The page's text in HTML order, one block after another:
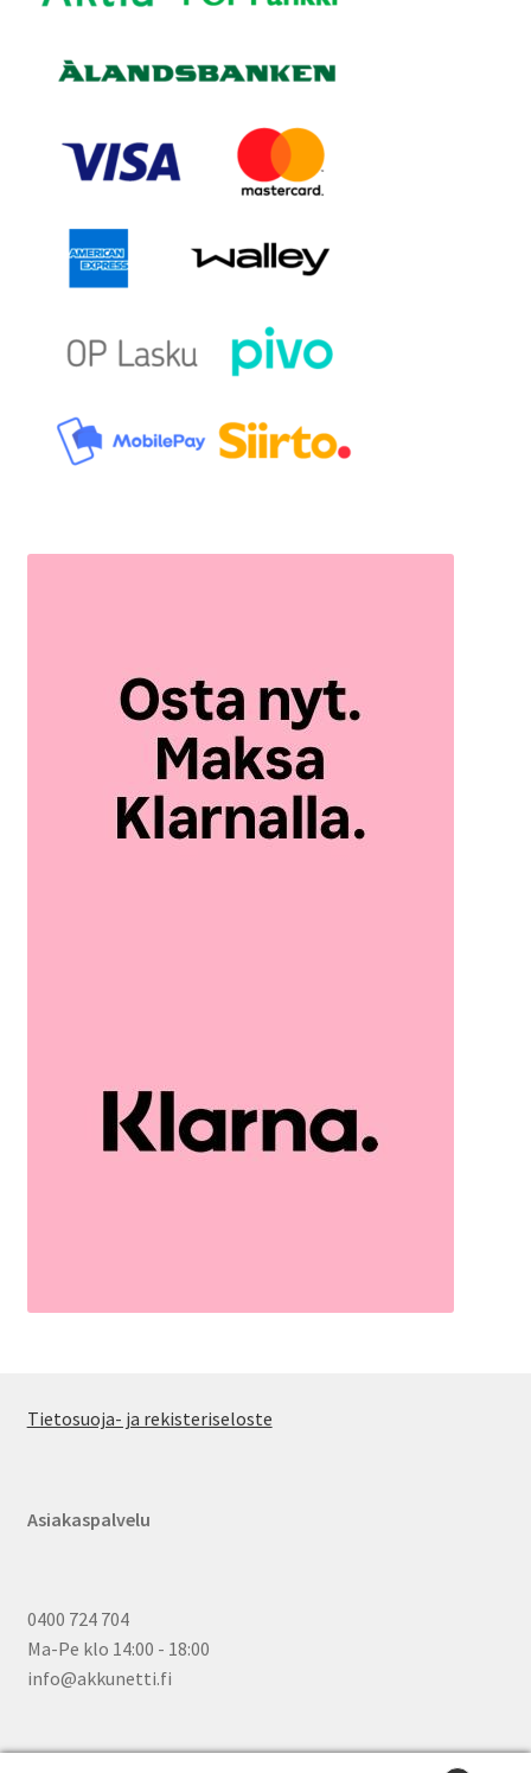
Tietosuoja- ja rekisteriseloste
Asiakaspalvelu
0400 724 704
Ma-Pe klo 14:00 - 18:00
info@akkunetti.fi